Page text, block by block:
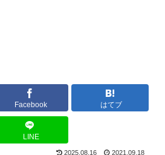
Facebook はてブ
LINE
2025.08.16 2021.09.18